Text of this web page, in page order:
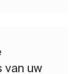
van uw